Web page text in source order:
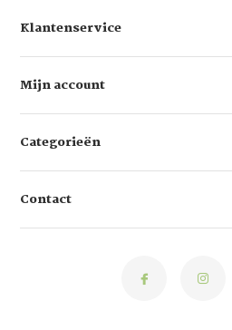
Klantenservice
Mijn account
Categorieën
Contact